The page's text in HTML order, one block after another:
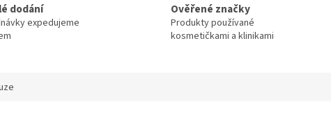
dodání
expedujeme
Ověřené značky
Produkty používané
kosmetičkami a klinikami